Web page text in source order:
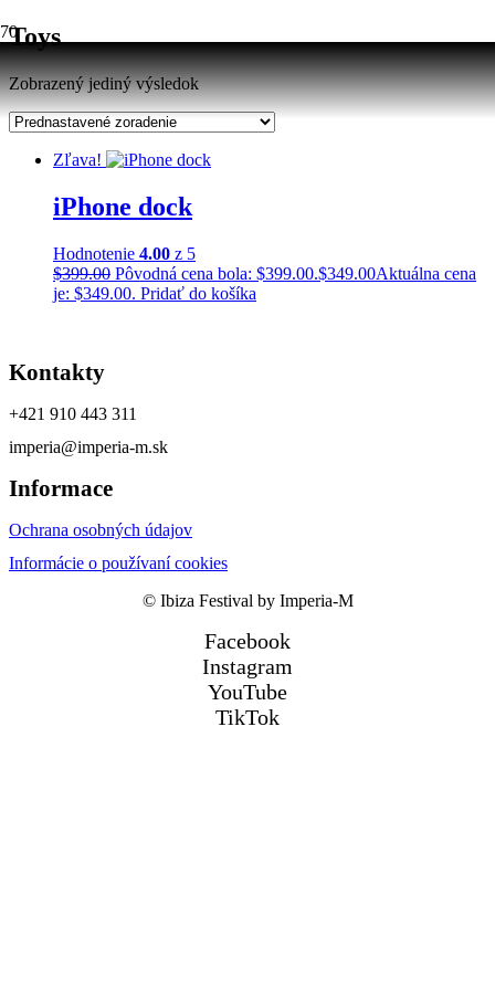
Toys
Zobrazený jediný výsledok
Zľava!
iPhone dock
Hodnotenie 4.00 z 5
$399.00 Pôvodná cena bola: $399.00.$349.00Aktuálna cena
je: $349.00. Pridať do košíka
Kontakty
+421 910 443 311
imperia@imperia-m.sk
Informace
Ochrana osobných údajov
Informácie o používaní cookies
© Ibiza Festival by Imperia-M
Facebook
Instagram
YouTube
TikTok